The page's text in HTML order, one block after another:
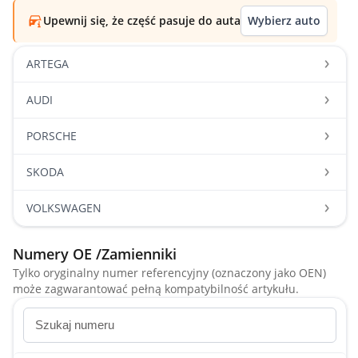
Upewnij się, że część pasuje do auta Wybierz auto
ARTEGA
AUDI
PORSCHE
SKODA
VOLKSWAGEN
Numery OE /Zamienniki
Tylko oryginalny numer referencyjny (oznaczony jako OEN)
może zagwarantować pełną kompatybilność artykułu.